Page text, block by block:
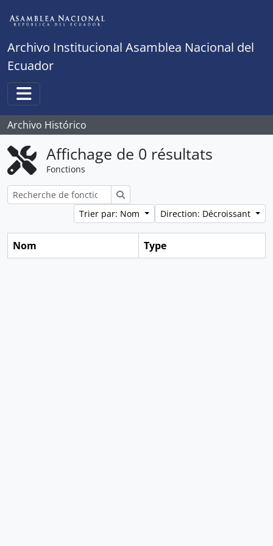
Archivo Institucional Asamblea Nacional del
Ecuador
Toggle navigation
Archivo Histórico
Affichage de 0 résultats
Fonctions
Trier par: Nom
Direction: Décroissant
Nom Type